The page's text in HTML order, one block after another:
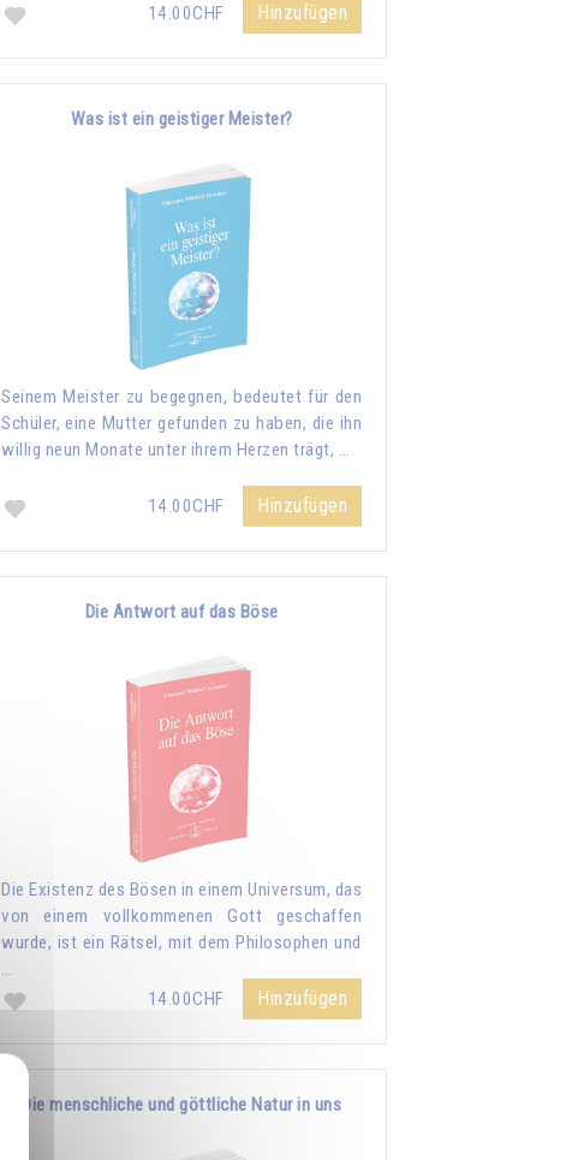
14.00CHF
Hinzufügen
Was ist ein geistiger Meister?
Seinem Meister zu begegnen, bedeutet für den
Schüler, eine Mutter gefunden zu haben, die ihn
willig neun Monate unter ihrem Herzen trägt, …
14.00CHF Hinzufügen
Die Antwort auf das Böse
Die Existenz des Bösen in einem Universum, das
von einem vollkommenen Gott geschaffen
wurde, ist ein Rätsel, mit dem Philosophen und
…
14.00CHF
Hinzufügen
Die menschliche und göttliche Natur in uns